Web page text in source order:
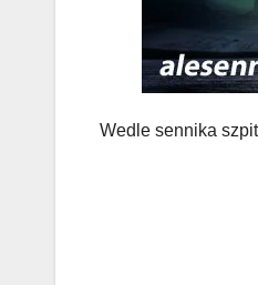
Wedle sennika